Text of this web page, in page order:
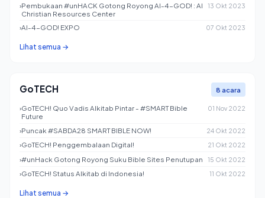
›Pembukaan #unHACK Gotong Royong AI-4-GOD! : AI
Christian Resources Center
13 Okt 2023
›AI-4-GOD! EXPO 07 Okt 2023
Lihat semua →
GoTECH 8 acara
›GoTECH! Quo Vadis Alkitab Pintar - #SMART Bible
Future
01 Nov 2022
›Puncak #SABDA28 SMART BIBLE NOW! 24 Okt 2022
›GoTECH! Penggembalaan Digital! 21 Okt 2022
›#unHack Gotong Royong Suku Bible Sites Penutupan 15 Okt 2022
›GoTECH! Status Alkitab di Indonesia! 11 Okt 2022
Lihat semua →